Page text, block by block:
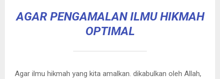
AGAR PENGAMALAN ILMU HIKMAH
OPTIMAL
Agar ilmu hikmah yang kita amalkan. dikabulkan oleh Allah,